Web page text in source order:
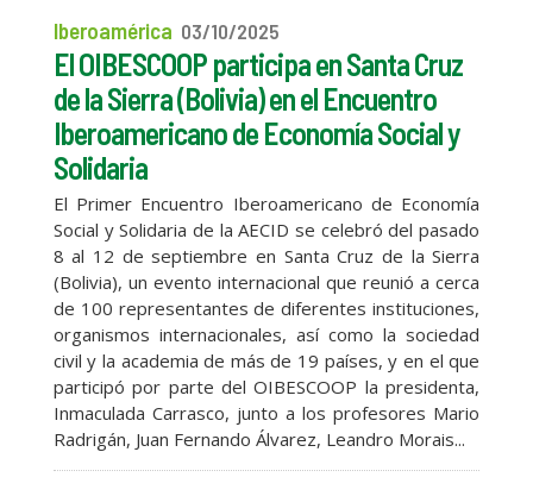
Iberoamérica 03/10/2025
El OIBESCOOP participa en Santa Cruz
de la Sierra (Bolivia) en el Encuentro
Iberoamericano de Economía Social y
Solidaria
El Primer Encuentro Iberoamericano de Economía
Social y Solidaria de la AECID se celebró del pasado
8 al 12 de septiembre en Santa Cruz de la Sierra
(Bolivia), un evento internacional que reunió a cerca
de 100 representantes de diferentes instituciones,
organismos internacionales, así como la sociedad
civil y la academia de más de 19 países, y en el que
participó por parte del OIBESCOOP la presidenta,
Inmaculada Carrasco, junto a los profesores Mario
Radrigán, Juan Fernando Álvarez, Leandro Morais...